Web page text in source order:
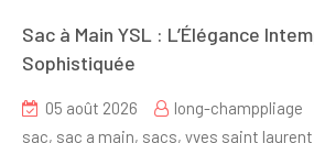
Sac à Main YSL : L’Élégance
Sophistiquée
05 août 2026 long-champpliage
sac, sac a main, sacs, yves saint laurent